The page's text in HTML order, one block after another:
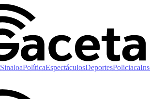
SinaloaPolíticaEspectáculosDeportesPoliciaca